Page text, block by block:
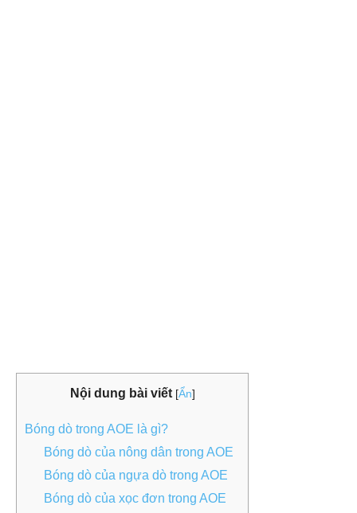
Nội dung bài viết [Ẩn]
Bóng dò trong AOE là gì?
Bóng dò của nông dân trong AOE
Bóng dò của ngựa dò trong AOE
Bóng dò của xọc đơn trong AOE